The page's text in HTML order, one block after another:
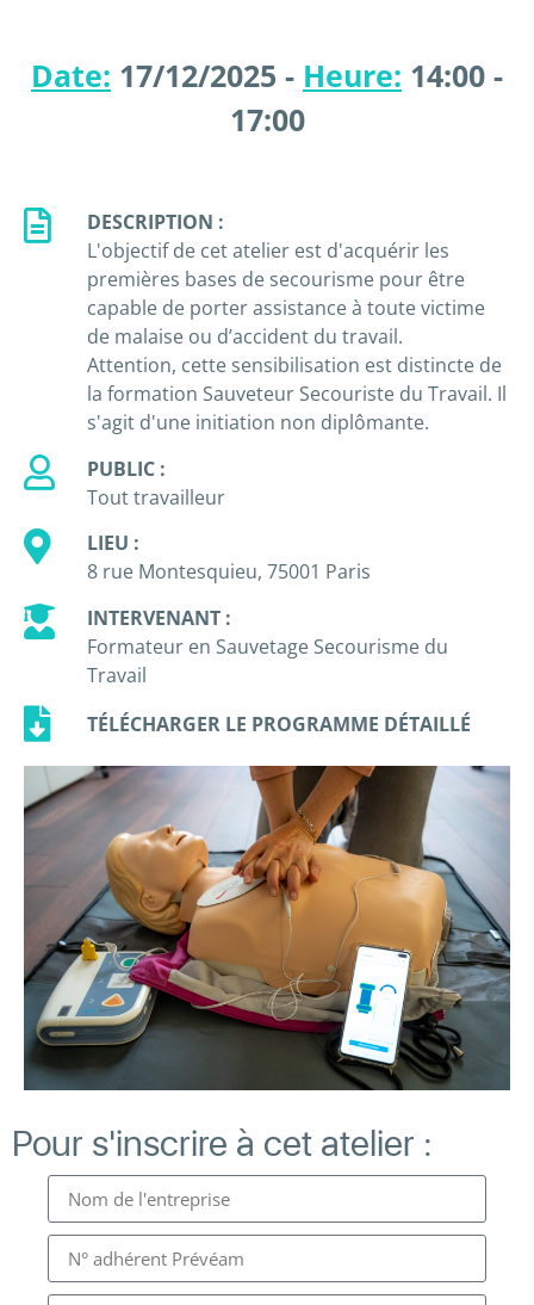
Date: 17/12/2025 - Heure: 14:00 -
17:00
DESCRIPTION :
L'objectif de cet atelier est d'acquérir les
premières bases de secourisme pour être
capable de porter assistance à toute victime
de malaise ou d’accident du travail.
Attention, cette sensibilisation est distincte de
la formation Sauveteur Secouriste du Travail. Il
s'agit d'une initiation non diplômante.
PUBLIC :
Tout travailleur
LIEU :
8 rue Montesquieu, 75001 Paris
INTERVENANT :
Formateur en Sauvetage Secourisme du
Travail
TÉLÉCHARGER LE PROGRAMME DÉTAILLÉ
Pour s'inscrire à cet atelier :